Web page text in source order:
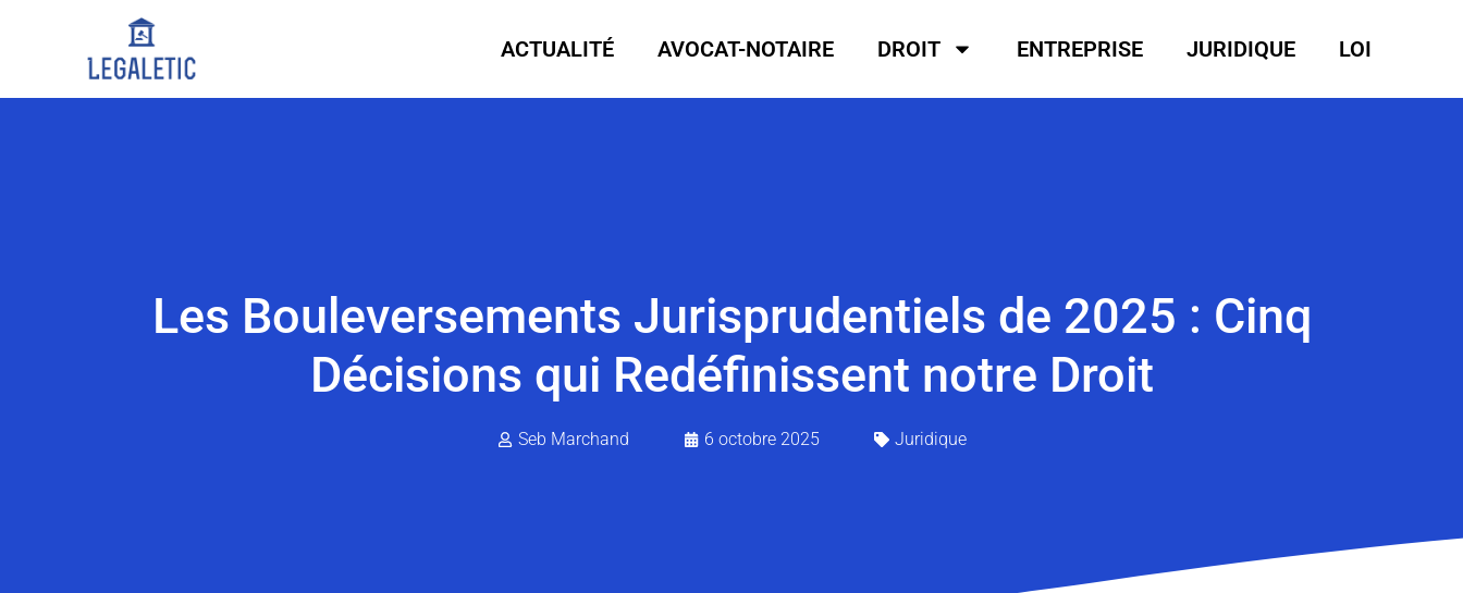
ACTUALITÉ AVOCAT-NOTAIRE DROIT ENTREPRISE JURIDIQUE LOI
Les Bouleversements Jurisprudentiels de 2025 : Cinq
Décisions qui Redéfinissent notre Droit
Seb Marchand 6 octobre 2025 Juridique